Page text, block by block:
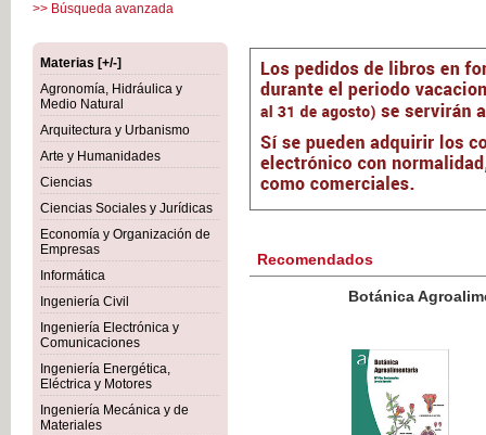
>> Búsqueda avanzada
Materias [+/-]
Agronomía, Hidráulica y
Medio Natural
Arquitectura y Urbanismo
Arte y Humanidades
Ciencias
Ciencias Sociales y Jurídicas
Economía y Organización de
Empresas
Informática
Ingeniería Civil
Ingeniería Electrónica y
Comunicaciones
Ingeniería Energética,
Eléctrica y Motores
Ingeniería Mecánica y de
Materiales
Recomendados
Botánica Agroalimentaria